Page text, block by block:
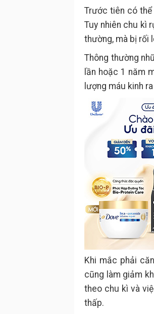
Trước tiên có thể
Tuy nhiên chu kì
thường, mà bị rối
Thông thường
lần hoặc 1 năm
lượng máu kinh
Khi mắc phải
cũng làm giảm
theo chu kì và
thấp.